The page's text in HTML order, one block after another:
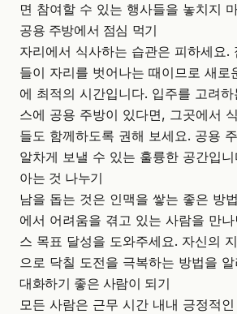
면 참여할 수 있는 행사들을 놓치지
공용 주방에서 점심 먹기
자리에서 식사하는 습관은 피하세요.
들이 자리를 벗어나는 때이므로 새로
에 최적의 시간입니다. 입주를 고려
스에 공용 주방이 있다면, 그곳에서
들도 함께하도록 권해 보세요. 공용
알차게 보낼 수 있는 훌륭한 공간입니
아는 것 나누기
남을 돕는 것은 인맥을 쌓는 좋은 방
에서 어려움을 겪고 있는 사람을 만
스 목표 달성을 도와주세요. 자신의
으로 닥칠 도전을 극복하는 방법을
대화하기 좋은 사람이 되기
모든 사람은 근무 시간 내내 긍정적